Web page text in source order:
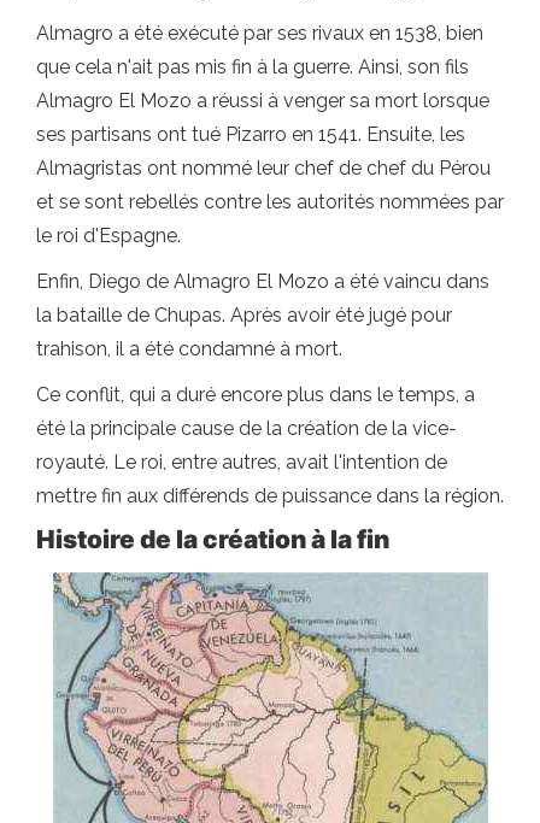
Almagro a été exécuté par ses rivaux en 1538, bien
que cela n'ait pas mis fin à la guerre. Ainsi, son fils
Almagro El Mozo a réussi à venger sa mort lorsque
ses partisans ont tué Pizarro en 1541. Ensuite, les
Almagristas ont nommé leur chef de chef du Pérou
et se sont rebellés contre les autorités nommées par
le roi d'Espagne.
Enfin, Diego de Almagro El Mozo a été vaincu dans
la bataille de Chupas. Après avoir été jugé pour
trahison, il a été condamné à mort.
Ce conflit, qui a duré encore plus dans le temps, a
été la principale cause de la création de la vice-
royauté. Le roi, entre autres, avait l'intention de
mettre fin aux différends de puissance dans la région.
Histoire de la création à la fin